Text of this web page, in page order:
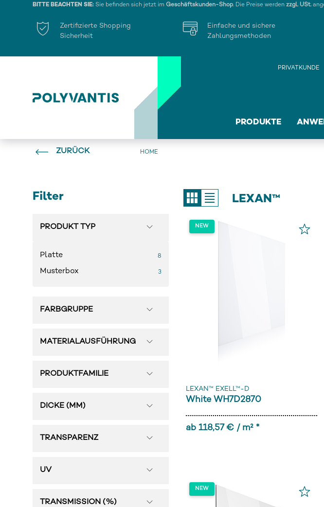
BITTE BEACHTEN SIE: Sie befinden sich jetzt im Geschäftskunden-Shop. Die Preise werden zzgl. USt.
Zertifizierte Shopping
Sicherheit
Einfache und sichere
Zahlungsmethoden
PRIVATKUNDE
PRODUKTE
ZURÜCK HOME
Filter
PRODUKT TYP
Platte 8
Musterbox 3
FARBGRUPPE
MATERIALAUSFÜHRUNG
PRODUKTFAMILIE
DICKE (MM)
TRANSPARENZ
UV
TRANSMISSION (%)
LEXAN™
LEXAN™ EXELL™-D
White WH7D2870
ab 118,57 € / m² *